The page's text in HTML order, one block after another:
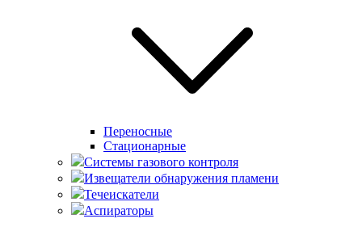
Переносные
Стационарные
Системы газового контроля
Извещатели обнаружения пламени
Течеискатели
Аспираторы